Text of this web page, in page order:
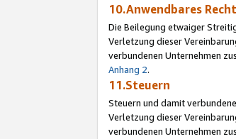
10.Anwendbares
Die Beilegung etwaiger
Verletzung dieser
verbundenen Unternehmen
Anhang 2.
11.Steuern
Steuern und damit
Verletzung dieser
verbundenen Unternehmen